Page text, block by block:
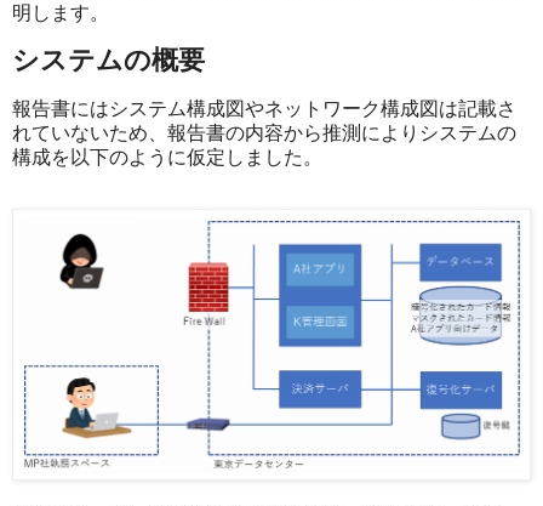
明します。
システムの概要
報告書にはシステム構成図やネットワーク構成図は記載さ
れていないため、報告書の内容から推測によりシステムの
構成を以下のように仮定しました。